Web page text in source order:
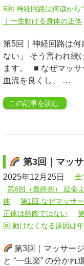
5回 神経回路は何歳から
｜一生動ける身体の正体
第5回｜神経回路は
ない」 そう言われ続
ます。 ■ なぜマッ
血流を良くし、 …
この記事を読む
第3回｜マッ
2025年12月25日 全
第6回（最終回） 延命
体
第1回 なぜマッサ
正体は筋肉ではない
回 動けなくなる原因は
第3回｜マッサー
と “一生楽” の分か